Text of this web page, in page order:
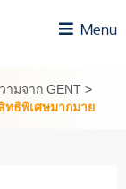
Menu
มจาก GENT >
ทธิพิเศษมากมาย